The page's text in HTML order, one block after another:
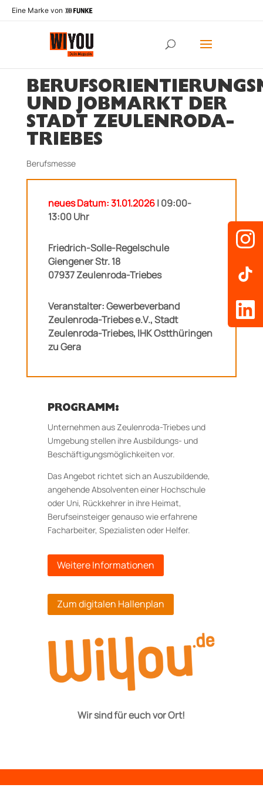
Eine Marke von
UND JOBMARKT DER
STADT ZEULENRODA-
TRIEBES
Berufsmesse
neues Datum: 31.01.2026| 09:00-
13:00 Uhr
Friedrich-Solle-Regelschule
Giengener Str. 18
07937 Zeulenroda-Triebes
Veranstalter: Gewerbeverband
Zeulenroda-Triebes e.V., Stadt
Zeulenroda-Triebes, IHK Ostthüringen
zu Gera
PROGRAMM:
Unternehmen aus Zeulenroda-Triebes und
Umgebung stellen ihre Ausbildungs- und
Beschäftigungsmöglichkeiten vor.
Das Angebot richtet sich an Auszubildende,
angehende Absolventen einer Hochschule
oder Uni, Rückkehrer in ihre Heimat,
Berufseinsteiger genauso wie erfahrene
Facharbeiter, Spezialisten oder Helfer.
Weitere Informationen
Zum digitalen Hallenplan
Wir sind für euch vor Ort!